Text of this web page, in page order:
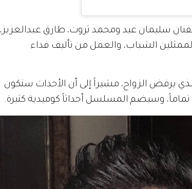
سليمان عيد ومحمد ثروت، طارق عبدالعزيز،
الشباب، والعمل من تأليف فداء
يرفض الزواج، مشيراً إلى أن الأحداث ستكون
وسيضم المسلسل أحداثاً كوميدية كثيرة.